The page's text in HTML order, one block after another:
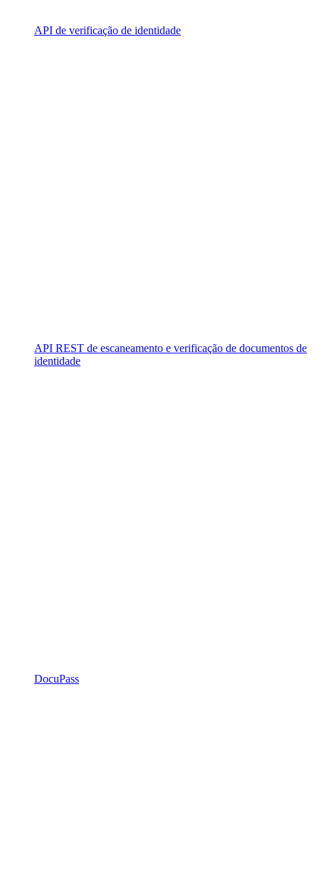
API de verificação de identidade
API REST de escaneamento e verificação de documentos de
identidade
DocuPass